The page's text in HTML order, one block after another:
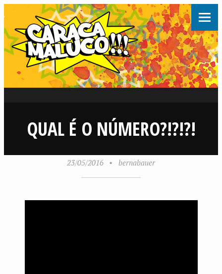
QUAL É O NÚMERO?!?!?!
23/05/2016 • bernabauer